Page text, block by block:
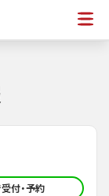
付・予約